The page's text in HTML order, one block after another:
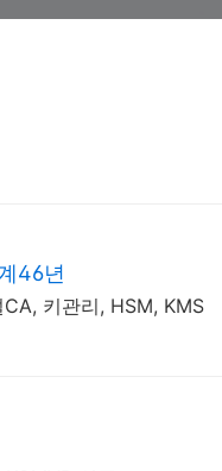
46년
키관리, HSM, KMS